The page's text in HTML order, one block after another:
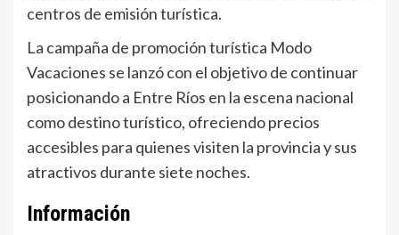
centros de emisión turística.
La campaña de promoción turística Modo
Vacaciones se lanzó con el objetivo de continuar
posicionando a Entre Ríos en la escena nacional
como destino turístico, ofreciendo precios
accesibles para quienes visiten la provincia y sus
atractivos durante siete noches.
Información